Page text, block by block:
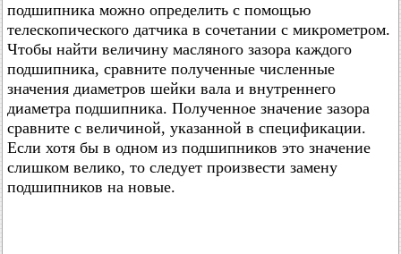
подшипника можно определить с помощью
телескопического датчика в сочетании с микрометром.
Чтобы найти величину масляного зазора каждого
подшипника, сравните полученные численные
значения диаметров шейки вала и внутреннего
диаметра подшипника. Полученное значение зазора
сравните с величиной, указанной в спецификации.
Если хотя бы в одном из подшипников это значение
слишком велико, то следует произвести замену
подшипников на новые.